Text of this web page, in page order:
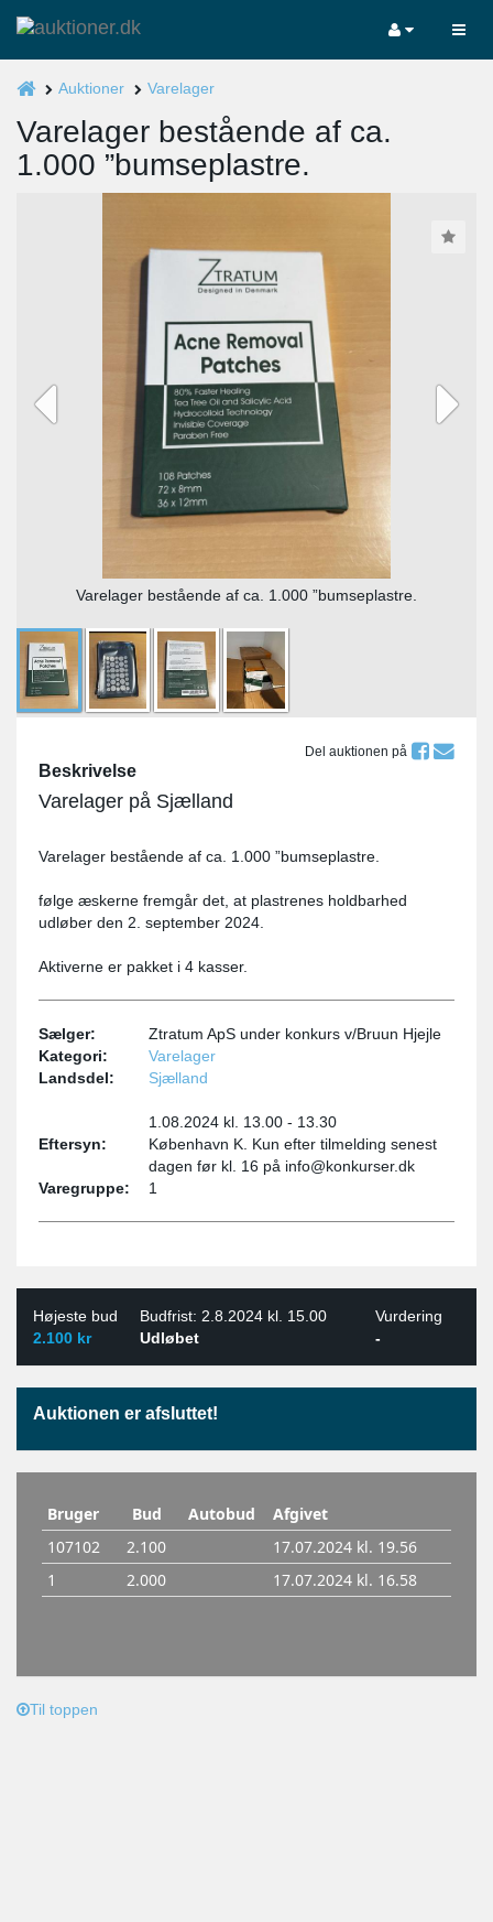
Auktioner Varelager
Varelager bestående af ca.
1.000 ”bumseplastre.
Varelager bestående af ca. 1.000 ”bumseplastre.
Del auktionen på
Beskrivelse
Varelager på Sjælland
Varelager bestående af ca. 1.000 ”bumseplastre.
følge æskerne fremgår det, at plastrenes holdbarhed
udløber den 2. september 2024.
Aktiverne er pakket i 4 kasser.
Sælger:
Ztratum ApS under konkurs v/Bruun Hjejle
Kategori:
Varelager
Landsdel:
Sjælland
Eftersyn:
1.08.2024 kl. 13.00 - 13.30
København K. Kun efter tilmelding senest
dagen før kl. 16 på info@konkurser.dk
Varegruppe:
1
Højeste bud Budfrist: 2.8.2024 kl. 15.00
Vurdering
2.100 kr
Udløbet -
Auktionen er afsluttet!
Til toppen